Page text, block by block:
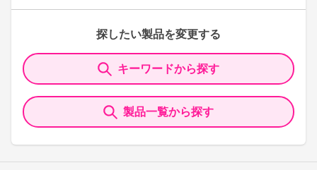
探したい製品を変更する
キーワードから探す
製品一覧から探す